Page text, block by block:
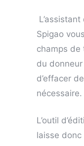
Spigao
champs de
du donneur
d’effacer
nécessaire.
L’outil
laisse